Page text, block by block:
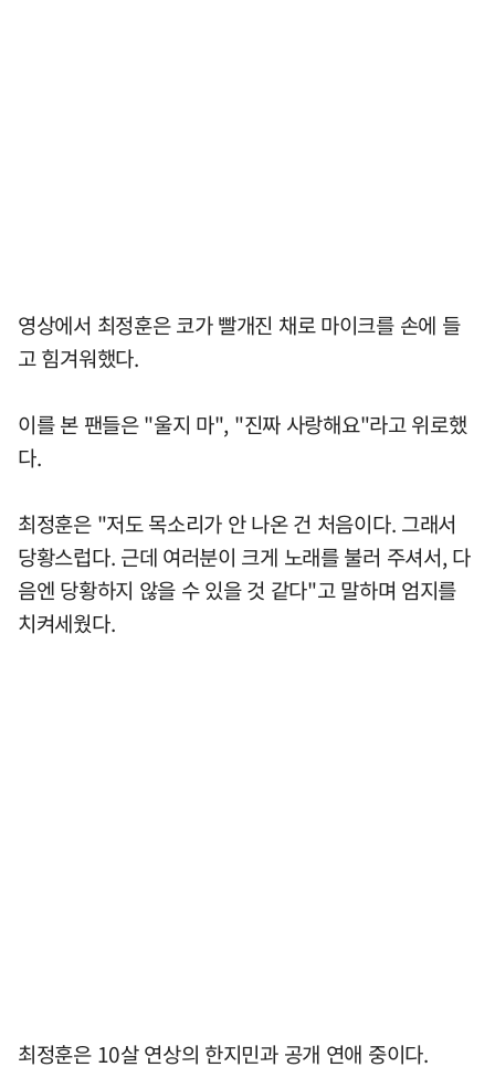
영상에서 최정훈은 코가 빨개진 채로 마이크를 손에 들
고 힘겨워했다.
이를 본 팬들은 "울지 마", "진짜 사랑해요"라고 위로했
다.
최정훈은 "저도 목소리가 안 나온 건 처음이다. 그래서
당황스럽다. 근데 여러분이 크게 노래를 불러 주셔서, 다
음엔 당황하지 않을 수 있을 것 같다"고 말하며 엄지를
치켜세웠다.
최정훈은 10살 연상의 한지민과 공개 연애 중이다.